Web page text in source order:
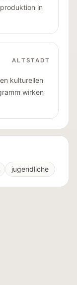
in
ALTSTADT
kulturellen
wirken
jugendliche